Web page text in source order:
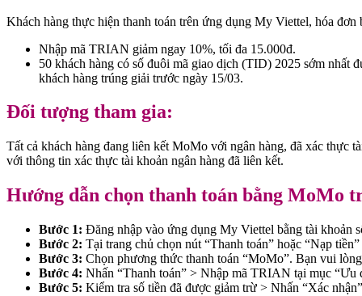
Khách hàng thực hiện thanh toán trên ứng dụng My Viettel, hóa
Nhập mã TRIAN giảm ngay 10%, tối đa 15.000đ.
50 khách hàng có số đuôi mã giao dịch (TID) 2025 sớm nhất
khách hàng trúng giải trước ngày 15/03.
Đối tượng tham gia:
Tất cả khách hàng đang liên kết MoMo với ngân hàng, đã xác
với thông tin xác thực tài khoản ngân hàng đã liên kết.
Hướng dẫn chọn thanh toán bằng MoMo
Bước 1: Đăng nhập vào ứng dụng My Viettel bằng tài khoản
Bước 2: Tại trang chủ chọn nút “Thanh toán” hoặc “Nạp
Bước 3: Chọn phương thức thanh toán “MoMo”. Bạn vui
Bước 4: Nhấn “Thanh toán” > Nhập mã TRIAN tại mục “Ưu
Bước 5: Kiểm tra số tiền đã được giảm trừ > Nhấn “Xác